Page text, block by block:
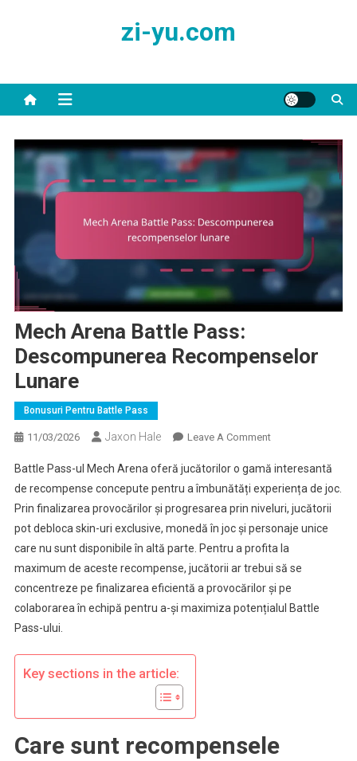
zi-yu.com
Mech Arena Battle Pass:
Descompunerea Recompenselor
Lunare
Bonusuri Pentru Battle Pass
11/03/2026 Jaxon Hale Leave A CommentOn
Arena
Battle
Pass:
Descompunerea
Recompenselor
Lunare
Battle Pass-ul Mech Arena oferă jucătorilor o gamă interesantă
de recompense concepute pentru a îmbunătăți experiența de joc.
Prin finalizarea provocărilor și progresarea prin niveluri, jucătorii
pot debloca skin-uri exclusive, monedă în joc și personaje unice
care nu sunt disponibile în altă parte. Pentru a profita la
maximum de aceste recompense, jucătorii ar trebui să se
concentreze pe finalizarea eficientă a provocărilor și pe
colaborarea în echipă pentru a-și maximiza potențialul Battle
Pass-ului.
Key sections in the article:
Care sunt recompensele